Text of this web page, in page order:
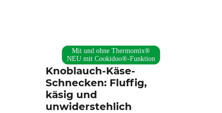
Mit und ohne Thermomix®
NEU mit Cookidoo®-Funktion
Knoblauch-Käse-
Schnecken: Fluffig,
käsig und
unwiderstehlich